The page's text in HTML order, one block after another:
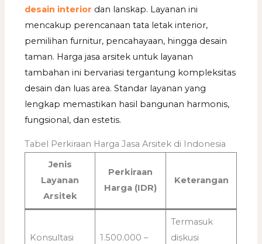
desain interior dan lanskap. Layanan ini
mencakup perencanaan tata letak interior,
pemilihan furnitur, pencahayaan, hingga desain
taman. Harga jasa arsitek untuk layanan
tambahan ini bervariasi tergantung kompleksitas
desain dan luas area. Standar layanan yang
lengkap memastikan hasil bangunan harmonis,
fungsional, dan estetis.
Tabel Perkiraan Harga Jasa Arsitek di Indonesia
Jenis
Layanan
Arsitek
Perkiraan
Harga (IDR)
Keterangan
Konsultasi
1.500.000 –
Termasuk
diskusi